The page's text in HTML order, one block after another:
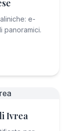
e-
panoramici.
Ivrea